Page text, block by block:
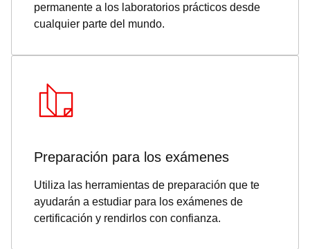
permanente a los laboratorios prácticos desde
cualquier parte del mundo.
Preparación para los exámenes
Utiliza las herramientas de preparación que te
ayudarán a estudiar para los exámenes de
certificación y rendirlos con confianza.